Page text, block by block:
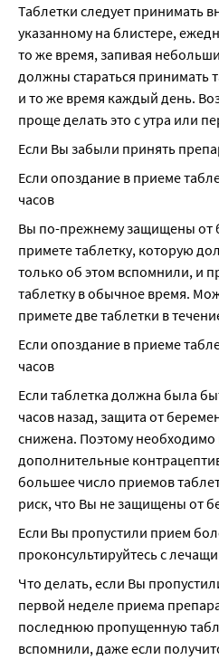
Таблетки следует принимать
указанному на блистере,
то же время, запивая
должны стараться принимать
и то же время каждый день.
проще делать это с утра или
Если Вы забыли принять
Если опоздание в приеме
часов
Вы по-прежнему защищены от
примете таблетку, которую
только об этом вспомнили, и
таблетку в обычное время.
примете две таблетки в
Если опоздание в приеме
часов
Если таблетка должна была
часов назад, защита от
снижена. Поэтому необходимо
дополнительные
большее число приемов
риск, что Вы не защищены от
Если Вы пропустили прием
проконсультируйтесь с
Что делать, если Вы
первой неделе приема
последнюю пропущенную
вспомнили, даже если